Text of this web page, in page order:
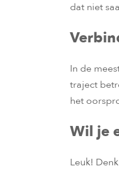
dat niet
In de
traject
het
Wil je
Leuk!